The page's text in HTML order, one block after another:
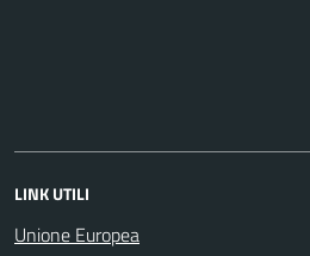
LINK UTILI
Unione Europea